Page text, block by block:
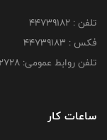
تلفن : ۴۴۷۳۹۱۸۲
فکس : ۴۴۷۳۹۱۸3
تلفن روابط عمومی: ۴۴۷۳۲۷۲۸
ساعات کار